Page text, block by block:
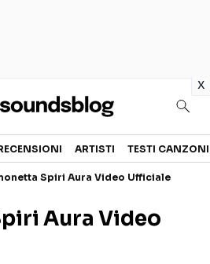
x
TESTI CANZONI
ARTISTI TESTI CANZONI
Spiri Aura Video Ufficiale
Aura Video